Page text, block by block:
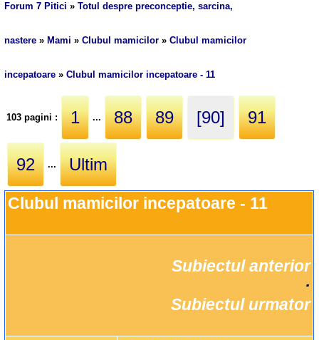
Forum 7 Pitici »Totul despre preconceptie, sarcina,
nastere » Mami »Clubul mamicilor »Clubul mamicilor
incepatoare »Clubul mamicilor incepatoare - 11
103 pagini : 1 ... 88 89 [90] 91
92 ... Ultim
Clubul mamicilor incepatoare - 11
Subiectul anterior
Subiectul urmator